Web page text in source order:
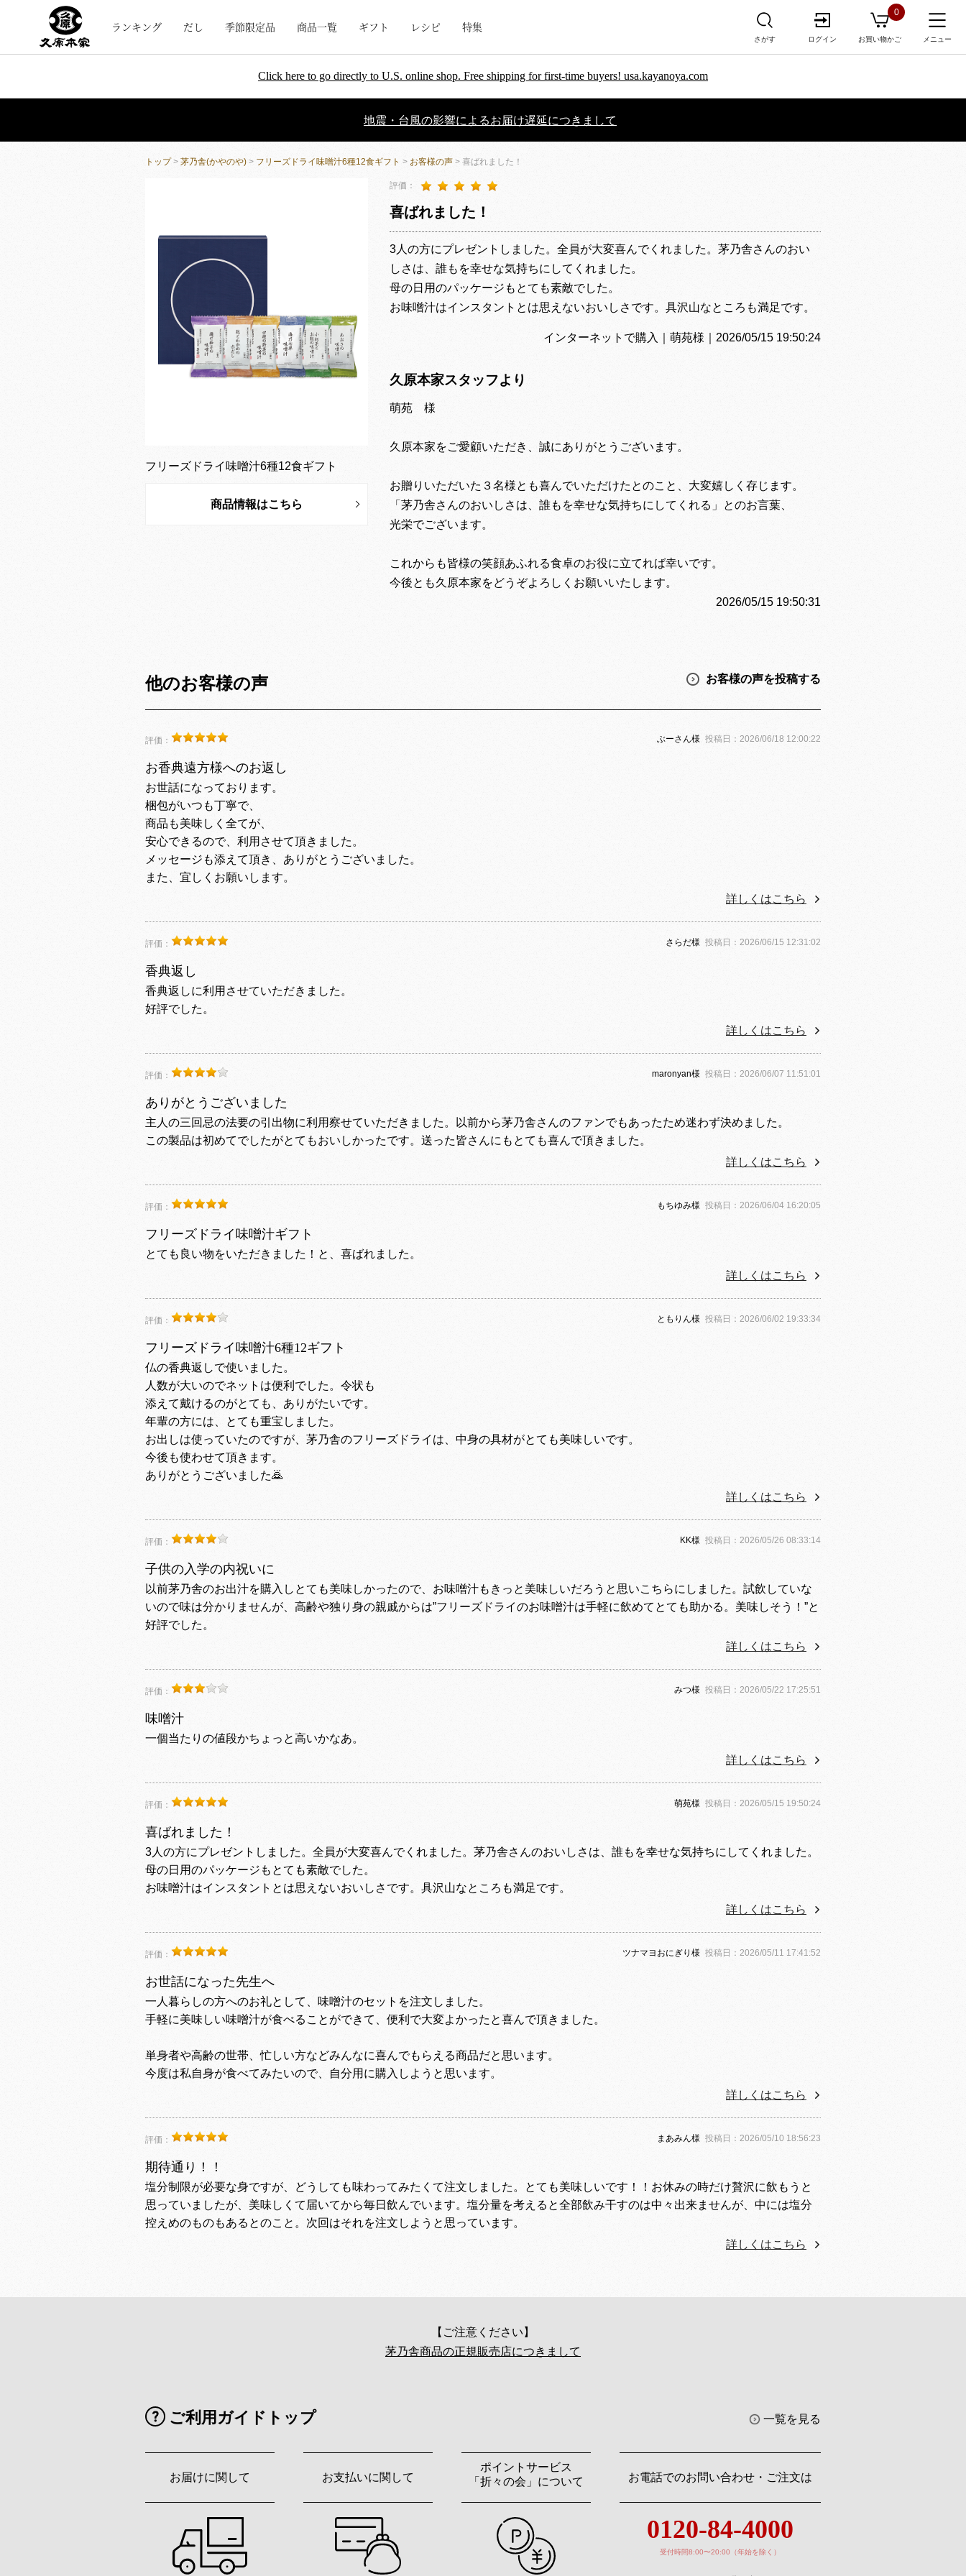
ランキング だし 季節限定品 商品一覧 ギフト レシピ 特集
さがす ログイン お買い物かご
0
メニュー
Click here to go directly to U.S. online shop. Free shipping for first-time buyers! usa.kayanoya.com
地震・台風の影響によるお届け遅延につきまして
トップ> 茅乃舎(かやのや) > フリーズドライ味噌汁6種12食ギフト > お客様の声 > 喜ばれました！
フリーズドライ味噌汁6種12食ギフト
商品情報はこちら
評価：
喜ばれました！
3人の方にプレゼントしました。全員が大変喜んでくれました。茅乃舎さんのおい
しさは、誰もを幸せな気持ちにしてくれました。
母の日用のパッケージもとても素敵でした。
お味噌汁はインスタントとは思えないおいしさです。具沢山なところも満足です。
インターネットで購入｜萌苑様｜2026/05/15 19:50:24
久原本家スタッフより
萌苑 様
久原本家をご愛顧いただき、誠にありがとうございます。
お贈りいただいた３名様とも喜んでいただけたとのこと、大変嬉しく存じます。
「茅乃舎さんのおいしさは、誰もを幸せな気持ちにしてくれる」とのお言葉、
光栄でございます。
これからも皆様の笑顔あふれる食卓のお役に立てれば幸いです。
今後とも久原本家をどうぞよろしくお願いいたします。
2026/05/15 19:50:31
他のお客様の声 お客様の声を投稿する
評価： ぶーさん様 投稿日：2026/06/18 12:00:22
お香典遠方様へのお返し
お世話になっております。
梱包がいつも丁寧で、
商品も美味しく全てが、
安心できるので、利用させて頂きました。
メッセージも添えて頂き、ありがとうございました。
また、宜しくお願いします。
詳しくはこちら
評価： さらだ様 投稿日：2026/06/15 12:31:02
香典返し
香典返しに利用させていただきました。
好評でした。
詳しくはこちら
評価： maronyan様 投稿日：2026/06/07 11:51:01
ありがとうございました
主人の三回忌の法要の引出物に利用察せていただきました。以前から茅乃舎さんのファンでもあったため迷わず決めました。
この製品は初めてでしたがとてもおいしかったです。送った皆さんにもとても喜んで頂きました。
詳しくはこちら
評価： もちゆみ様 投稿日：2026/06/04 16:20:05
フリーズドライ味噌汁ギフト
とても良い物をいただきました！と、喜ばれました。
詳しくはこちら
評価： ともりん様 投稿日：2026/06/02 19:33:34
フリーズドライ味噌汁6種12ギフト
仏の香典返しで使いました。
人数が大いのでネットは便利でした。令状も
添えて戴けるのがとても、ありがたいです。
年輩の方には、とても重宝しました。
お出しは使っていたのですが、茅乃舎のフリーズドライは、中身の具材がとても美味しいです。
今後も使わせて頂きます。
ありがとうございました🙇
詳しくはこちら
評価： KK様 投稿日：2026/05/26 08:33:14
子供の入学の内祝いに
以前茅乃舎のお出汁を購入しとても美味しかったので、お味噌汁もきっと美味しいだろうと思いこちらにしました。試飲していな
いので味は分かりませんが、高齢や独り身の親戚からは”フリーズドライのお味噌汁は手軽に飲めてとても助かる。美味しそう！”と
好評でした。
詳しくはこちら
評価： みつ様 投稿日：2026/05/22 17:25:51
味噌汁
一個当たりの値段かちょっと高いかなあ。
詳しくはこちら
評価： 萌苑様 投稿日：2026/05/15 19:50:24
喜ばれました！
3人の方にプレゼントしました。全員が大変喜んでくれました。茅乃舎さんのおいしさは、誰もを幸せな気持ちにしてくれました。
母の日用のパッケージもとても素敵でした。
お味噌汁はインスタントとは思えないおいしさです。具沢山なところも満足です。
詳しくはこちら
評価： ツナマヨおにぎり様 投稿日：2026/05/11 17:41:52
お世話になった先生へ
一人暮らしの方へのお礼として、味噌汁のセットを注文しました。
手軽に美味しい味噌汁が食べることができて、便利で大変よかったと喜んで頂きました。
単身者や高齢の世帯、忙しい方などみんなに喜んでもらえる商品だと思います。
今度は私自身が食べてみたいので、自分用に購入しようと思います。
詳しくはこちら
評価： まあみん様 投稿日：2026/05/10 18:56:23
期待通り！！
塩分制限が必要な身ですが、どうしても味わってみたくて注文しました。とても美味しいです！！お休みの時だけ贅沢に飲もうと
思っていましたが、美味しくて届いてから毎日飲んでいます。塩分量を考えると全部飲み干すのは中々出来ませんが、中には塩分
控えめのものもあるとのこと。次回はそれを注文しようと思っています。
詳しくはこちら
【ご注意ください】
茅乃舎商品の正規販売店につきまして
ご利用ガイドトップ 一覧を見る
お届けに関して お支払いに関して
ポイントサービス
「折々の会」について
お電話でのお問い合わせ・ご注文は
0120-84-4000
受付時間8:00〜20:00（年始を除く）